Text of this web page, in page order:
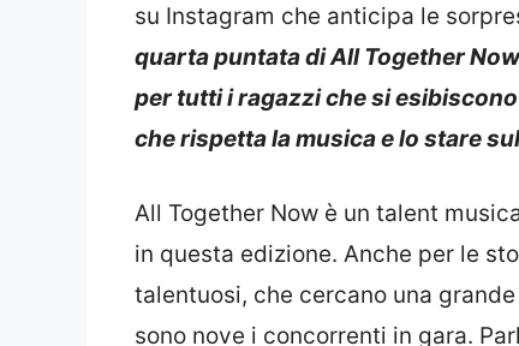
su Instagram che anticipa le
quarta puntata di All Together
per tutti i ragazzi che si
che rispetta la musica e lo stare
All Together Now è un talent
in questa edizione. Anche per le
talentuosi, che cercano una
sono nove i concorrenti in gara.